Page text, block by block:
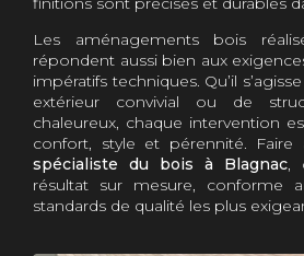
Les aménagements bois
répondent aussi bien aux
impératifs techniques. Qu’il
extérieur convivial ou de
chaleureux, chaque intervention
confort, style et pérennité.
spécialiste du bois à Blagnac,
résultat sur mesure, conforme
standards de qualité les plus